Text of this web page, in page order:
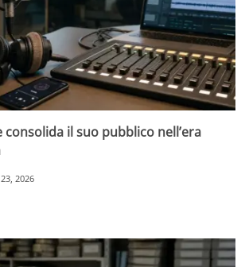
consolida il suo pubblico nell’era
2026